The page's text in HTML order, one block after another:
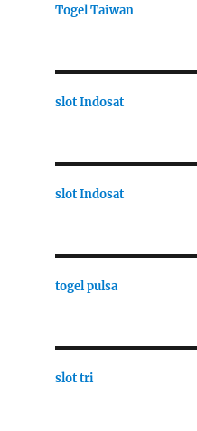
Togel Taiwan
slot Indosat
slot Indosat
togel pulsa
slot tri